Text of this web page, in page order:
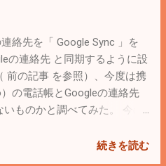
でたくさん紹介されている
で？簡易まとめ ファイルを
もWebブラウザ経由とUSB経
ているのがGood。 Webブラウ
Good Reader側で待ち受け状
ウザでアクセスする（URLは
をアップロードできる。 USB
絡先を「 Google Sync 」を
の連絡先 と同期するように設
前の記事 を参照）、今度は携
の電話帳とGoogleの連絡先
いものかと調べてみた。 今の
みたい。 でも、今の電話帳を
続きを読む